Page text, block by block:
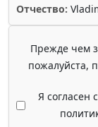
Отчество:
Прежде чем
пожалуйста,
Я согласен